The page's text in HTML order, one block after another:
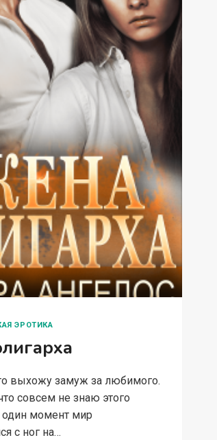
ЭРОТИКА
выхожу замуж за любимого.
совсем не знаю этого
один момент мир
с ног на…